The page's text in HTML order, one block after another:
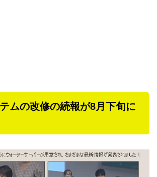
ムの改修の続報が8月下旬に